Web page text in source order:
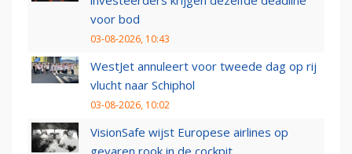
voor bod
03-08-2026, 10:43
WestJet annuleert voor tweede dag op rij
vlucht naar Schiphol
03-08-2026, 10:02
VisionSafe wijst Europese airlines op